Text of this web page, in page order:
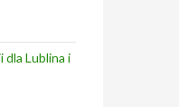
dla Lublina i